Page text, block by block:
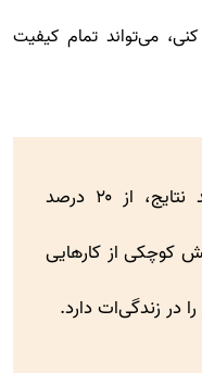
می‌تواند تمام کیفیت
اصل ۸۰/۲۰ می‌گوید: ۸۰ درصد نتایج، از ۲۰ درصد
کوچکی از کارهایی
در زندگی‌ات دارد.